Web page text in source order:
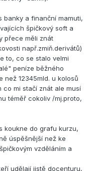
banky a finanční mamuti,
špičkový soft a
přece měli znát
např.zmiň.derivátů)
to, co se stalo velmi
peníze běžného
než 12345mld. u kolosů
co mi stačí znát ale musí
téměř cokoliv /mj.proto,
koukne do grafu kurzu,
úspěšnější než ke
vzděláním a
udělají jistě docenturu,